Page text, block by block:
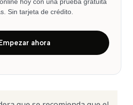
hoy con una prueba gratuita
Sin tarjeta de crédito.
ahora